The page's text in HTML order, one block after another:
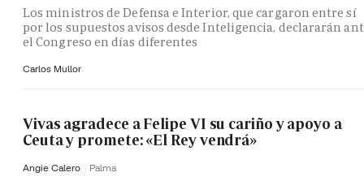
Los ministros de Defensa e Interior, que cargaron entre sí
por los supuestos avisos desde Inteligencia, declararán
el Congreso en días diferentes
Carlos Mullor
Vivas agradece a Felipe VI su cariño y apoyo a
Ceuta y promete: «El Rey vendrá»
Angie Calero Palma